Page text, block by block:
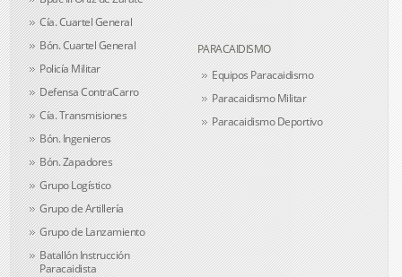
Cía. Cuartel General
Bón. Cuartel General
Policía Militar
Defensa ContraCarro
Cía. Transmisiones
Bón. Ingenieros
Bón. Zapadores
Grupo Logístico
Grupo de Artillería
Grupo de Lanzamiento
Batallón Instrucción
Paracaidista
PARACAIDISMO
Equipos Paracaidismo
Paracaidismo Militar
Paracaidismo Deportivo